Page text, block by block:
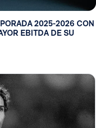
2025-2026 CON
EBITDA DE SU